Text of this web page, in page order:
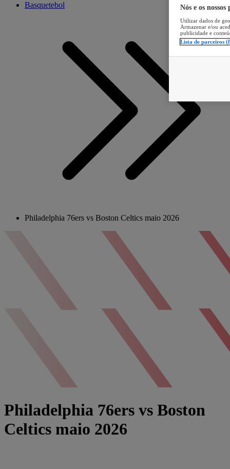
Basquetebol
Philadelphia 76ers vs Boston Celtics maio 2026
Philadelphia 76ers vs Boston
Celtics maio 2026
Nós e os
Utilizar dados de
Armazenar e/ou
publicidade e
Lista de parceiros